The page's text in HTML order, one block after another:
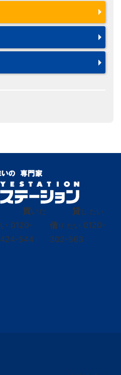
買いた
い 0120-
424-544
貸し たい
借り たい 0120-
302-563